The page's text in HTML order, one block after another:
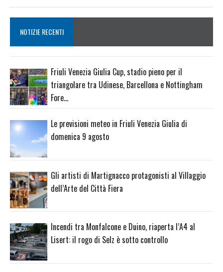
NOTIZIE RECENTI
Friuli Venezia Giulia Cup, stadio pieno per il
triangolare tra Udinese, Barcellona e Nottingham
Fore…
Le previsioni meteo in Friuli Venezia Giulia di
domenica 9 agosto
Gli artisti di Martignacco protagonisti al Villaggio
dell’Arte del Città Fiera
Incendi tra Monfalcone e Duino, riaperta l’A4 al
Lisert: il rogo di Selz è sotto controllo